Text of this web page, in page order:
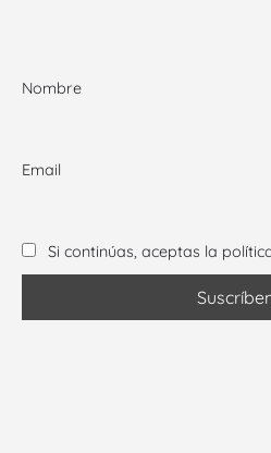
Nombre
Email
Si continúas, aceptas la